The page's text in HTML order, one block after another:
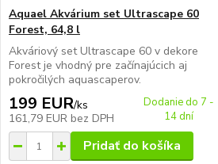
Aquael Akvárium set Ultrascape 60
Forest, 64,8 l
Akváriový set Ultrascape 60 v dekore
Forest je vhodný pre začínajúcich aj
pokročilých aquascaperov.
199 EUR/ks
161,79 EUR bez DPH
Dodanie do 7 -
14 dní
Pridať do košíka